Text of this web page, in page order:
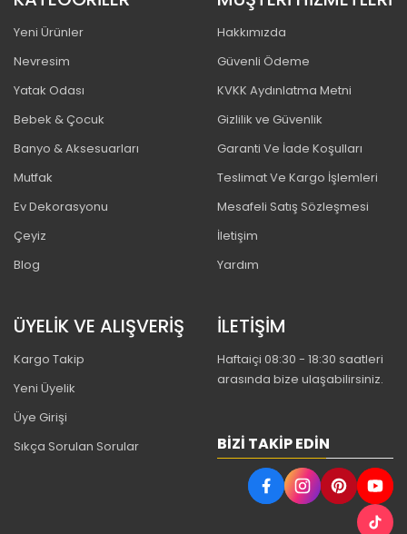
Yeni Ürünler
Nevresim
Yatak Odası
Bebek & Çocuk
Banyo & Aksesuarları
Mutfak
Ev Dekorasyonu
Çeyiz
Blog
Hakkımızda
Güvenli Ödeme
KVKK Aydınlatma Metni
Gizlilik ve Güvenlik
Garanti Ve İade Koşulları
Teslimat Ve Kargo İşlemleri
Mesafeli Satış Sözleşmesi
İletişim
Yardım
ÜYELİK VE ALIŞVERİŞ
Kargo Takip
Yeni Üyelik
Üye Girişi
Sıkça Sorulan Sorular
İLETİŞİM
Haftaiçi 08:30 - 18:30 saatleri
arasında bize ulaşabilirsiniz.
BIZI TAKIP EDIN